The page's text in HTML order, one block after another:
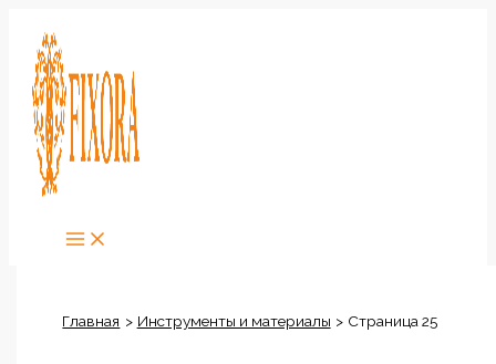
содержимому
Главная Инструменты и материалы Страница 25